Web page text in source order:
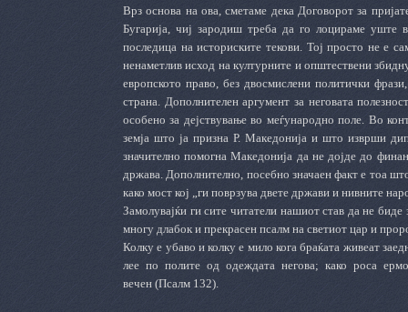
Врз основа на ова, сметаме дека Договорот за
Бугарија, чиј зародиш треба да го лоцираме уште
последица на историските текови. Тој просто не е
ненаметлив исход на културните и општествени
европското право, без двосмислени политички
страна. Дополнителен аргумент за неговата
особено за дејствување во меѓународно поле. Во
земја што ја призна Р. Македонија и што изврши
значително помогна Македонија да не дојде до
држава. Дополнително, посебно значаен факт е тоа
како мост кој „ги поврзува двете држави и нивните
Замолувајќи ги сите читатели нашиот став да не
многу длабок и прекрасен псалм на светиот цар и
Колку е убаво и колку е мило кога браќата живеат
лее по полите од одеждата негова; како роса
вечен (Псалм 132).